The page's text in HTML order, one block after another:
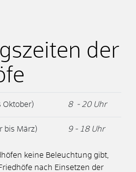
der
Oktober) 8 - 20 Uhr
bis März) 9 - 18 Uhr
keine Beleuchtung gibt,
nach Einsetzen der